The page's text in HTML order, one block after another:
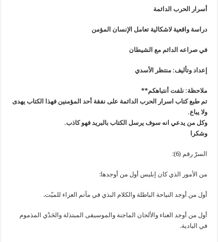
أسرار الحرب الدائمة
دراسة واقعية لاشكالية تعامل الإنسان المؤمن
في صراعه الدائم مع الشيطان
إعداد وتأليف: منتظر الأسدي
ملاحظة: نلفت أنتباهكم**
تم طبع كتاب اسرار الحرب الدائمة على نفقة أحد المؤمنين فهذا الكتاب يهدى
ولا يباع.
وكل من يدعي انه سوف يرسل الكتاب بالبريد فهو كاذب.
وشكرا
السرّ رقم (6):
من الأمور الذي كان إبليس أول من أوجدها:
أول من أوجد النياحة الباطلة والكلام البذي في مآتم العزاء للميّت.
أول من أوجد الغناء والألحان الماجنة والموسيقى المبتذلة والحَدْي المذموم
في البادية.